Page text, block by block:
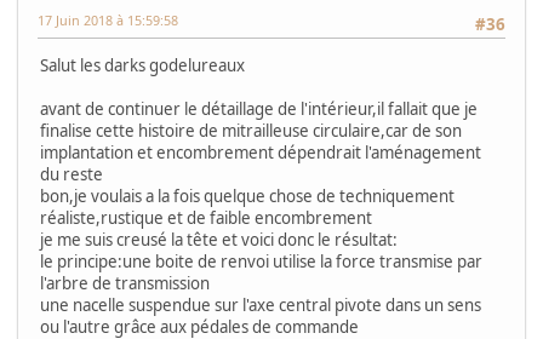
#36
17 Juin 2018 à 15:59:58
Salut les darks godelureaux
avant de continuer le détaillage de l'intérieur,il fallait que je
finalise cette histoire de mitrailleuse circulaire,car de son
implantation et encombrement dépendrait l'aménagement
du reste
bon,je voulais a la fois quelque chose de techniquement
réaliste,rustique et de faible encombrement
je me suis creusé la tête et voici donc le résultat:
le principe:une boite de renvoi utilise la force transmise par
l'arbre de transmission
une nacelle suspendue sur l'axe central pivote dans un sens
ou l'autre grâce aux pédales de commande